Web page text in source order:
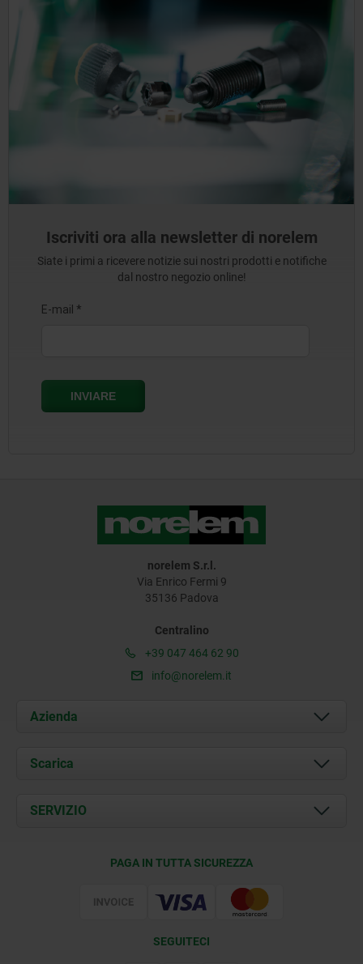
Iscriviti ora alla newsletter di norelem
Siate i primi a ricevere notizie sui nostri prodotti e notifiche
dal nostro negozio online!
norelem S.r.l.
Via Enrico Fermi 9
35136 Padova
Centralino
+39 047 464 62 90
info@norelem.it
Azienda
Chi siamo
Contatti
Scarica
Documents
SERVIZIO
PAGA IN TUTTA SICUREZZA
SEGUITECI